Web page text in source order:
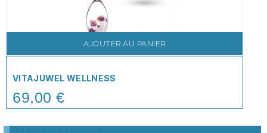
AJOUTER AU PANIER
VITAJUWEL WELLNESS
Price
69,00 €